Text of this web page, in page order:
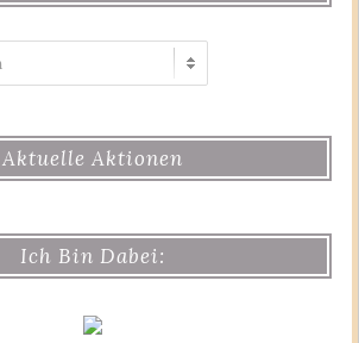
Aktuelle Aktionen
Ich Bin Dabei: